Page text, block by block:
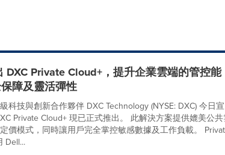
DXC Private Cloud+，提升企業雲端的管控能
障及靈活彈性
科技與創新合作夥伴 DXC Technology (NYSE: DXC) 今日宣
Private Cloud+ 現已正式推出。 此解決方案提供媲美公
價模式，同時讓用戶完全掌控敏感數據及工作負載。
Dell...